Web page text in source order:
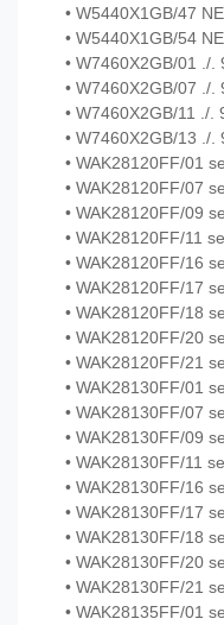
• W5440X1GB/47
• W5440X1GB/54
• W7460X2GB/01 ./.
• W7460X2GB/07 ./.
• W7460X2GB/11 ./.
• W7460X2GB/13 ./.
• WAK28120FF/01
• WAK28120FF/07
• WAK28120FF/09
• WAK28120FF/11
• WAK28120FF/16
• WAK28120FF/17
• WAK28120FF/18
• WAK28120FF/20
• WAK28120FF/21
• WAK28130FF/01
• WAK28130FF/07
• WAK28130FF/09
• WAK28130FF/11
• WAK28130FF/16
• WAK28130FF/17
• WAK28130FF/18
• WAK28130FF/20
• WAK28130FF/21
• WAK28135FF/01